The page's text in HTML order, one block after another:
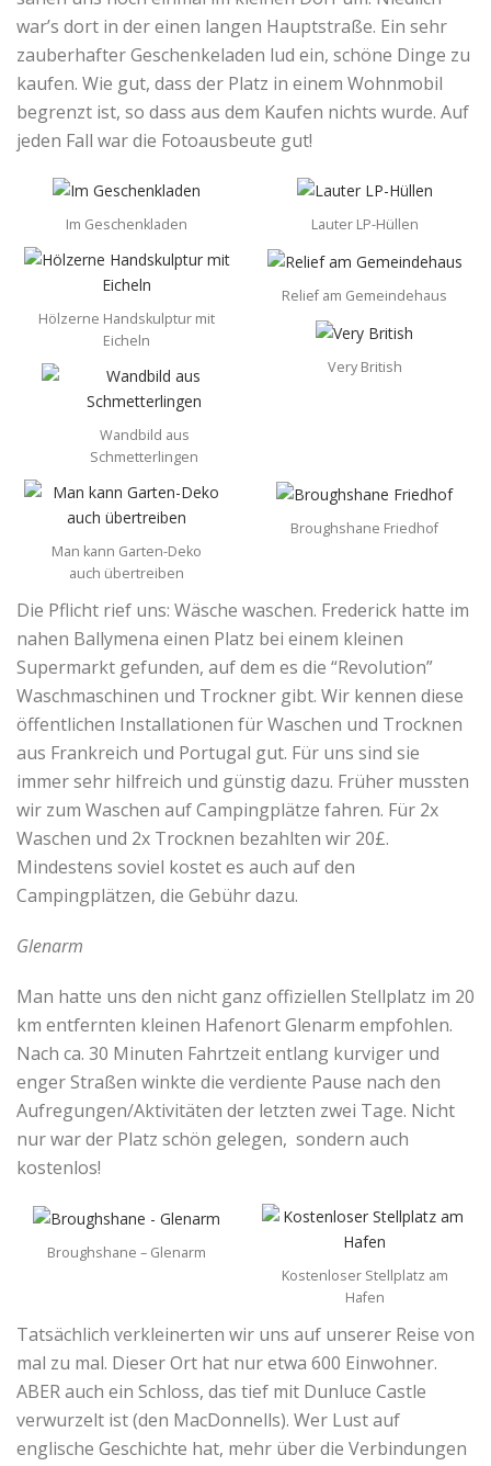
war’s dort in der einen langen Hauptstraße. Ein sehr
zauberhafter Geschenkeladen lud ein, schöne Dinge zu
kaufen. Wie gut, dass der Platz in einem Wohnmobil
begrenzt ist, so dass aus dem Kaufen nichts wurde. Auf
jeden Fall war die Fotoausbeute gut!
Im Geschenkladen Lauter LP-Hüllen
Relief am Gemeindehaus
Hölzerne Handskulptur mit
Eicheln
Very British
Wandbild aus
Schmetterlingen
Man kann Garten-Deko
auch übertreiben
Broughshane Friedhof
Die Pflicht rief uns: Wäsche waschen. Frederick hatte im
nahen Ballymena einen Platz bei einem kleinen
Supermarkt gefunden, auf dem es die “Revolution”
Waschmaschinen und Trockner gibt. Wir kennen diese
öffentlichen Installationen für Waschen und Trocknen
aus Frankreich und Portugal gut. Für uns sind sie
immer sehr hilfreich und günstig dazu. Früher mussten
wir zum Waschen auf Campingplätze fahren. Für 2x
Waschen und 2x Trocknen bezahlten wir 20£.
Mindestens soviel kostet es auch auf den
Campingplätzen, die Gebühr dazu.
Glenarm
Man hatte uns den nicht ganz offiziellen Stellplatz im 20
km entfernten kleinen Hafenort Glenarm empfohlen.
Nach ca. 30 Minuten Fahrtzeit entlang kurviger und
enger Straßen winkte die verdiente Pause nach den
Aufregungen/Aktivitäten der letzten zwei Tage. Nicht
nur war der Platz schön gelegen, sondern auch
kostenlos!
Kostenloser Stellplatz am
Hafen
Broughshane – Glenarm
Tatsächlich verkleinerten wir uns auf unserer Reise von
mal zu mal. Dieser Ort hat nur etwa 600 Einwohner.
ABER auch ein Schloss, das tief mit Dunluce Castle
verwurzelt ist (den MacDonnells). Wer Lust auf
englische Geschichte hat, mehr über die Verbindungen